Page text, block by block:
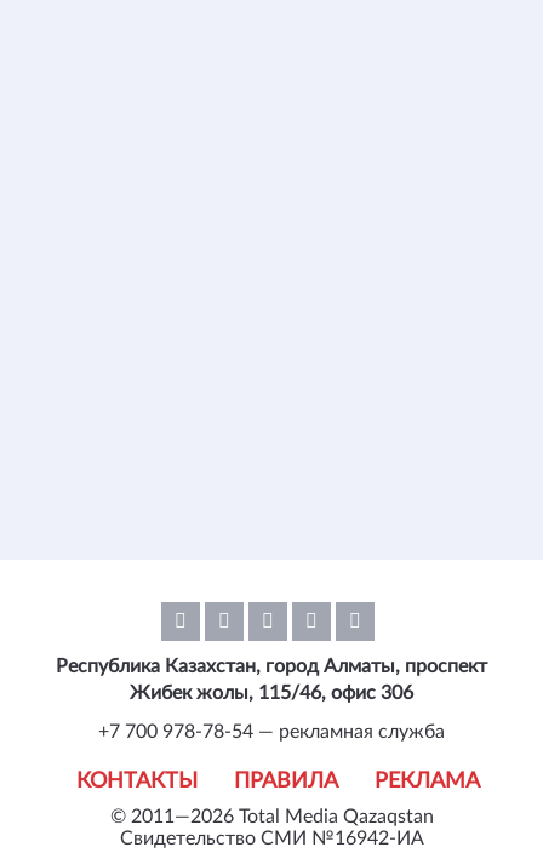
© 2011—2026 Total Media Qazaqstan
Свидетельство СМИ №16942-ИА
КОНТАКТЫ ПРАВИЛА РЕКЛАМА
Республика Казахстан, город Алматы, проспект
Жибек жолы, 115/46, офис 306
+7 700 978-78-54 — рекламная служба